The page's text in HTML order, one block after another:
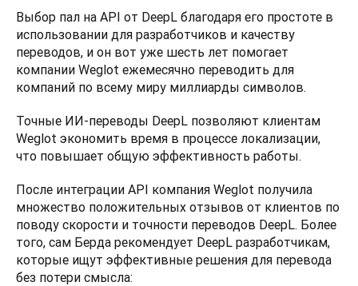
Выбор пал на API от DeepL благодаря его простоте в
использовании для разработчиков и качеству
переводов, и он вот уже шесть лет помогает
компании Weglot ежемесячно переводить для
компаний по всему миру миллиарды символов.
Точные ИИ-переводы DeepL позволяют клиентам
Weglot экономить время в процессе локализации,
что повышает общую эффективность работы.
После интеграции API компания Weglot получила
множество положительных отзывов от клиентов по
поводу скорости и точности переводов DeepL. Более
того, сам Берда рекомендует DeepL разработчикам,
которые ищут эффективные решения для перевода
без потери смысла: